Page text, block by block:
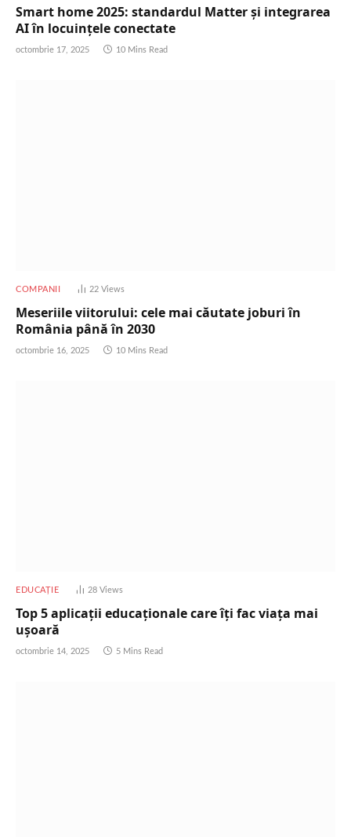
Smart home 2025: standardul Matter și integrarea
AI în locuinţele conectate
octombrie 17, 2025 10 Mins Read
COMPANII 22Views
Meseriile viitorului: cele mai căutate joburi în
România până în 2030
octombrie 16, 2025 10 Mins Read
EDUCAȚIE 28Views
Top 5 aplicații educaționale care îți fac viața mai
ușoară
octombrie 14, 2025 5 Mins Read